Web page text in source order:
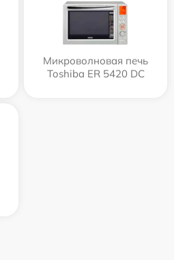
Микроволновая печь
Toshiba ER 5420 DC